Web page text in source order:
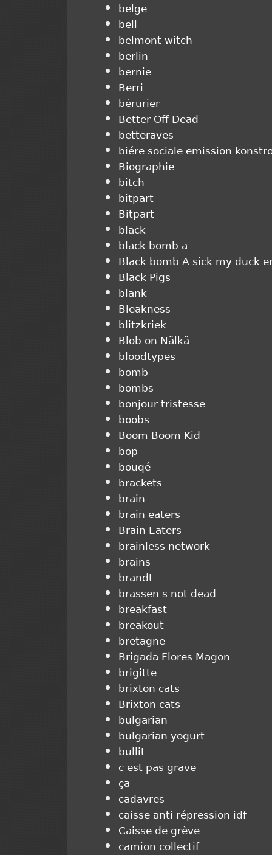
belge
bell
belmont witch
berlin
bernie
Berri
bérurier
Better Off Dead
betteraves
biére sociale emission
Biographie
bitch
bitpart
Bitpart
black
black bomb a
Black bomb A sick my duck
Black Pigs
blank
Bleakness
blitzkriek
Blob on Nälkä
bloodtypes
bomb
bombs
bonjour tristesse
boobs
Boom Boom Kid
bop
bouqé
brackets
brain
brain eaters
Brain Eaters
brainless network
brains
brandt
brassen s not dead
breakfast
breakout
bretagne
Brigada Flores Magon
brigitte
brixton cats
Brixton cats
bulgarian
bulgarian yogurt
bullit
c est pas grave
ça
cadavres
caisse anti répression idf
Caisse de grève
camion collectif